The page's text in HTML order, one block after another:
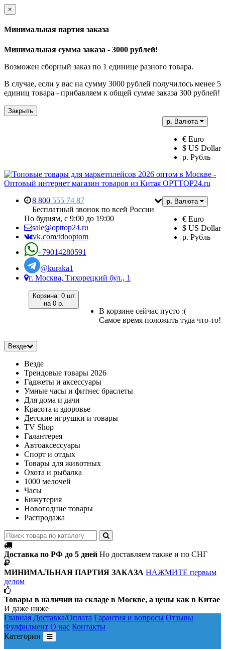
×
Минимальная партия заказа
Минимальная сумма заказа - 3000 рублей!
Возможен сборный заказ по 1 единице разного товара.
В случае, если у вас на сумму 3000 рублей получилось менее 5
единиц товара - прибавляем к общей сумме заказа 300 рублей!
Закрыть
р. Валюта
€ Euro
$ US Dollar
р. Рубль
р. Валюта
€ Euro
$ US Dollar
р. Рубль
8 800 555 74 87
Бесплатный звонок по всей России
По будням, с 9:00 до 19:00
sale@opttop24.ru
vk.com/tdooptom
+79014280591
@kuraka1
г. Москва, Тихорецкий бул., 1
Корзина: 0 шт
на 0 р.
В корзине сейчас пусто :(
Самое время положить туда что-то!
Везде
Везде
Трендовые товары 2026
Гаджеты и аксессуары
Умные часы и фитнес браслеты
Для дома и дачи
Красота и здоровье
Детские игрушки и товары
TV Shop
Галантерея
Автоаксессуары
Спорт и отдых
Товары для животных
Охота и рыбалка
1000 мелочей
Часы
Бижутерия
Новогодние товары
Распродажа
Доставка по РФ до 5 дней Но доставляем также и по СНГ
МИНИМАЛЬНАЯ ПАРТИЯ ЗАКАЗА НАЖМИТЕ первым
делом
Товары в наличии на складе в Москве, а цены как в Китае
И даже ниже
Главная Доставка/Оплата Гарантия и вопросы Отзывы
Фулфилмент О нас Контакты
Категории